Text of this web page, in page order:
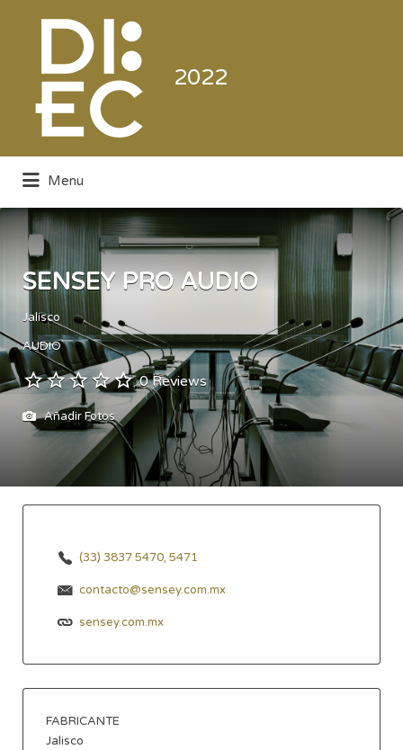
2022
Electrónica de Consumo y Comercial
Buscar
Menu
SENSEY PRO AUDIO
Jalisco
AUDIO
0 Reviews
Añadir Fotos
(33) 3837 5470, 5471
contacto@sensey.com.mx
sensey.com.mx
FABRICANTE
Jalisco